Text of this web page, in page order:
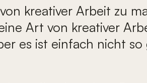
kreativer Arbeit zu
Art von kreativer
es ist einfach nicht